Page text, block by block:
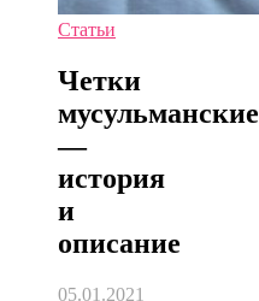
Статьи
Четки
мусульманские
—
история
и
описание
05.01.2021